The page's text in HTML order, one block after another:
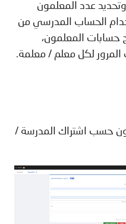
عدد المعلمون
الحساب المدرسي من
حسابات المعلمون،
لكل معلم / معلمة.
حسب اشتراك المدرسة /